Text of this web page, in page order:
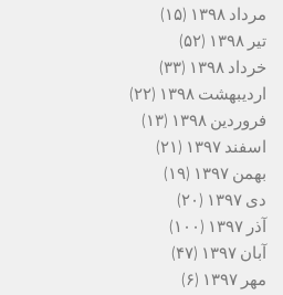
مرداد ۱۳۹۸
(۱۵)
تیر ۱۳۹۸
(۵۲)
خرداد ۱۳۹۸
(۳۳)
اردیبهشت ۱۳۹۸
(۲۲)
فروردین ۱۳۹۸
(۱۳)
اسفند ۱۳۹۷
(۲۱)
بهمن ۱۳۹۷
(۱۹)
دی ۱۳۹۷
(۲۰)
آذر ۱۳۹۷
(۱۰۰)
آبان ۱۳۹۷
(۴۷)
مهر ۱۳۹۷
(۶)